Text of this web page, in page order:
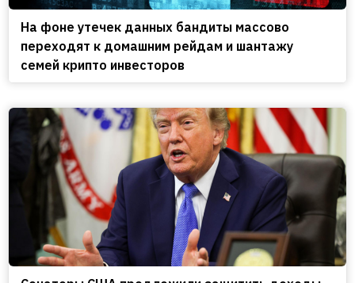
На фоне утечек данных бандиты массово
переходят к домашним рейдам и шантажу
семей крипто инвесторов